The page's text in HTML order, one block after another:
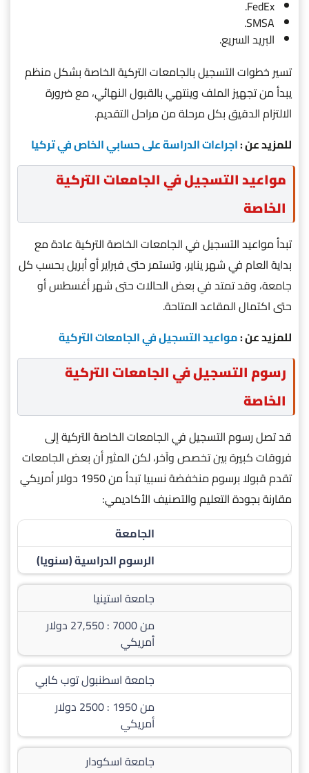
FedEx.
SMSA.
البريد السريع.
تسير خطوات التسجيل بالجامعات التركية الخاصة بشكل منظم
يبدأ من تجهيز الملف وينتهي بالقبول النهائي، مع ضرورة
الالتزام الدقيق بكل مرحلة من مراحل التقديم.
للمزيد عن :اجراءات الدراسة على حسابي الخاص في تركيا
مواعيد التسجيل في الجامعات التركية
الخاصة
تبدأ مواعيد التسجيل في الجامعات الخاصة التركية عادة مع
بداية العام في شهر يناير، وتستمر حتى فبراير أو أبريل بحسب كل
جامعة، وقد تمتد في بعض الحالات حتى شهر أغسطس أو
حتى اكتمال المقاعد المتاحة.
للمزيد عن :مواعيد التسجيل في الجامعات التركية
رسوم التسجيل في الجامعات التركية
الخاصة
قد تصل رسوم التسجيل في الجامعات الخاصة التركية إلى
فروقات كبيرة بين تخصص وآخر، لكن المثير أن بعض الجامعات
تقدم قبولا برسوم منخفضة نسبيا تبدأ من 1950 دولار أمريكي
مقارنة بجودة التعليم والتصنيف الأكاديمي:
الجامعة
الرسوم الدراسية (سنويا)
جامعة استينيا
من 7000 : 27,550 دولار
أمريكي
جامعة اسطنبول توب كابي
من 1950 : 2500 دولار
أمريكي
جامعة اسكودار